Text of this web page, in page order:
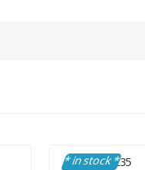
* in stock *